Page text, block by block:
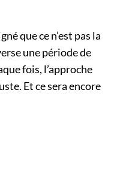
que ce n’est pas la
une période de
fois, l’approche
Et ce sera encore